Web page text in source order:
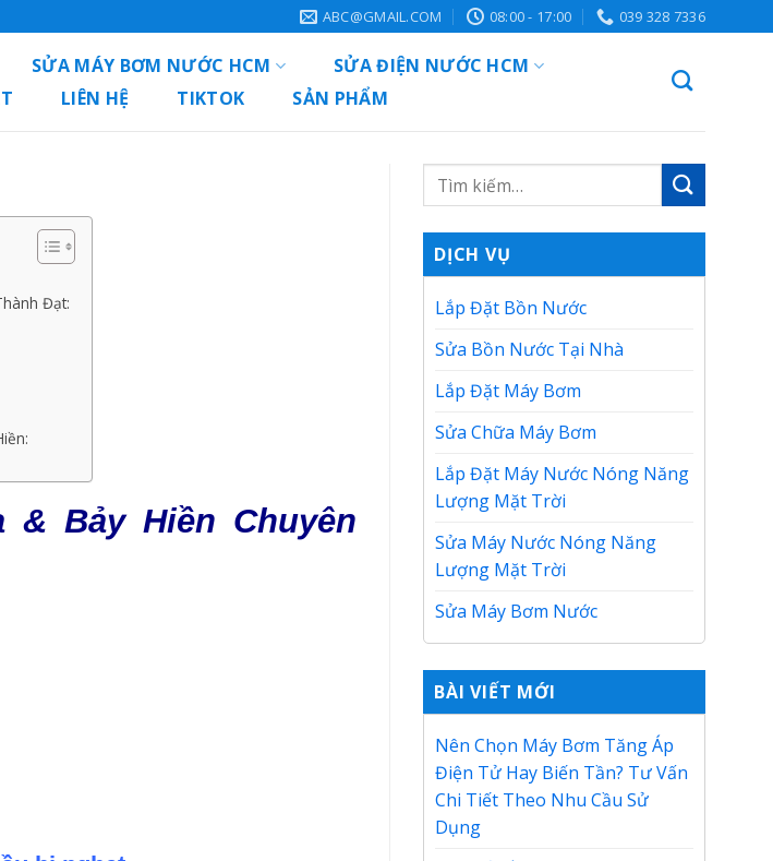
ABC@GMAIL.COM 08:00 - 17:00 039 328 7336
SỬA MÁY BƠM NƯỚC HCM
SỬA ĐIỆN NƯỚC HCM
LIÊN HỆ TIKTOK SẢN PHẨM
Đạt:
Bảy Hiền Chuyên
DỊCH VỤ
Lắp Đặt Bồn Nước
Sửa Bồn Nước Tại Nhà
Lắp Đặt Máy Bơm
Sửa Chữa Máy Bơm
Lắp Đặt Máy Nước Nóng Năng
Lượng Mặt Trời
Sửa Máy Nước Nóng Năng
Lượng Mặt Trời
Sửa Máy Bơm Nước
BÀI VIẾT MỚI
Nên Chọn Máy Bơm Tăng Áp
Điện Tử Hay Biến Tần? Tư Vấn
Chi Tiết Theo Nhu Cầu Sử
Dụng